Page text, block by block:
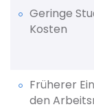
Geringe
Kosten
Früherer
den